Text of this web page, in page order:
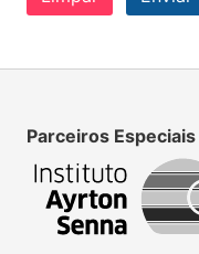
Parceiros Especiais